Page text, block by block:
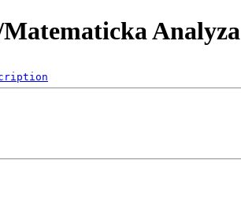
Analyza